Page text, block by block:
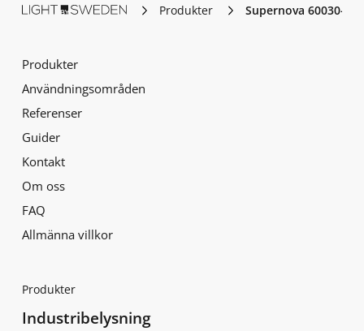
Produkter Supernova 60030-402
Produkter
Användningsområden
Referenser
Guider
Kontakt
Om oss
FAQ
Allmänna villkor
Produkter
Industribelysning